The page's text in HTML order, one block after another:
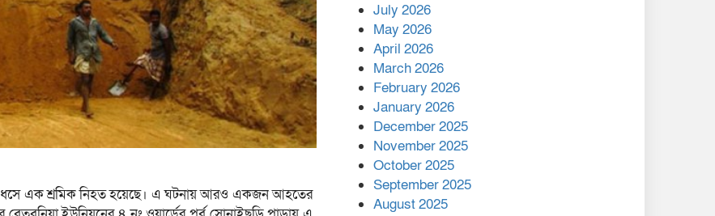
ধসে এক শ্রমিক নিহত হয়েছে। এ ঘটনায় আরও একজন আহতের
কাপ্তাই প্রেস ক্লাবের সভাপতি
মাহফুজ, সম্পাদক রিপন মারমা
নির্বাচিত
মালয়েশিয়ার প্রধানমন্ত্রীকে চিঠি
দেয়ার পর ফোন তারেক
রহমানের,গ্যাস সঙ্কট
July 2026
May 2026
April 2026
March 2026
February 2026
January 2026
December 2025
November 2025
October 2025
September 2025
August 2025